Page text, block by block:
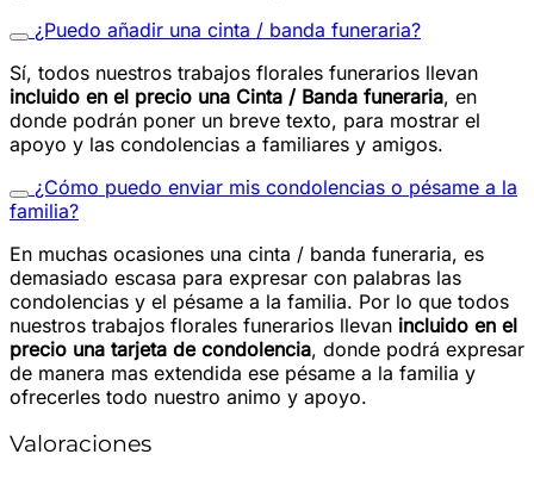
¿Puedo añadir una cinta / banda funeraria?
Sí, todos nuestros trabajos florales funerarios llevan
incluido en el precio una Cinta / Banda funeraria, en
donde podrán poner un breve texto, para mostrar el
apoyo y las condolencias a familiares y amigos.
¿Cómo puedo enviar mis condolencias o pésame a la
familia?
En muchas ocasiones una cinta / banda funeraria, es
demasiado escasa para expresar con palabras las
condolencias y el pésame a la familia. Por lo que todos
nuestros trabajos florales funerarios llevan incluido en el
precio una tarjeta de condolencia, donde podrá expresar
de manera mas extendida ese pésame a la familia y
ofrecerles todo nuestro animo y apoyo.
Valoraciones